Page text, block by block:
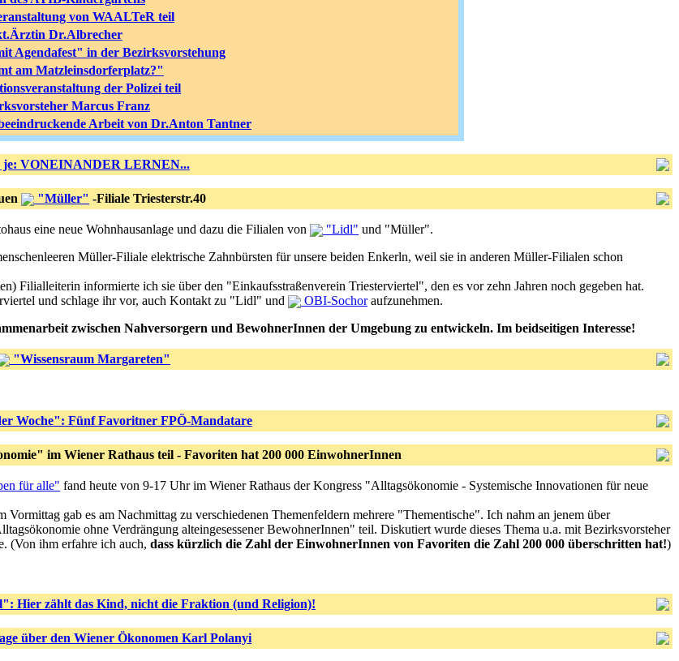
von WAALTeR teil
Dr.Albrecher
Agendafest" in der Bezirksvorstehung
am Matzleinsdorferplatz?"
der Polizei teil
Marcus Franz
Arbeit von Dr.Anton Tantner
je: VONEINANDER LERNEN...
"Müller" -Filiale Triesterstr.40
eine neue Wohnhausanlage und dazu die Filialen von "Lidl" und "Müller".
Müller-Filiale elektrische Zahnbürsten für unsere beiden Enkerln, weil sie in anderen Müller-Filialen schon
Filialleiterin informierte ich sie über den "Einkaufsstraßenverein Triesterviertel", den es vor zehn Jahren noch gegeben hat.
und schlage ihr vor, auch Kontakt zu "Lidl" und
OBI-Sochoraufzunehmen.
zwischen Nahversorgern und BewohnerInnen der Umgebung zu entwickeln. Im beidseitigen Interesse!
"Wissensraum Margareten"
Woche": Fünf Favoritner FPÖ-Mandatare
im Wiener Rathaus teil - Favoriten hat 200 000 EinwohnerInnen
für alle" fand heute von 9-17 Uhr im Wiener Rathaus der Kongress "Alltagsökonomie - Systemische Innovationen für neue
gab es am Nachmittag zu verschiedenen Themenfeldern mehrere "Thementische". Ich nahm an jenem über
ohne Verdrängung alteingesessener BewohnerInnen" teil. Diskutiert wurde dieses Thema u.a. mit Bezirksvorsteher
(Von ihm erfahre ich auch, dass kürzlich die Zahl der EinwohnerInnen von Favoriten die Zahl 200 000 überschritten hat!)
Hier zählt das Kind, nicht die Fraktion (und Religion)!
über den Wiener Ökonomen Karl Polanyi